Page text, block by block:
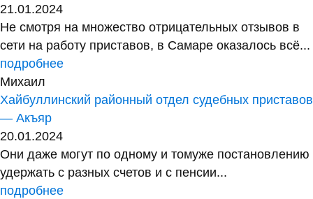
21.01.2024
Не смотря на множество отрицательных отзывов в
сети на работу приставов, в Самаре оказалось всё...
подробнее
Михаил
Хайбуллинский районный отдел судебных приставов
— Акъяр
20.01.2024
Они даже могут по одному и томуже постановлению
удержать с разных счетов и с пенсии...
подробнее